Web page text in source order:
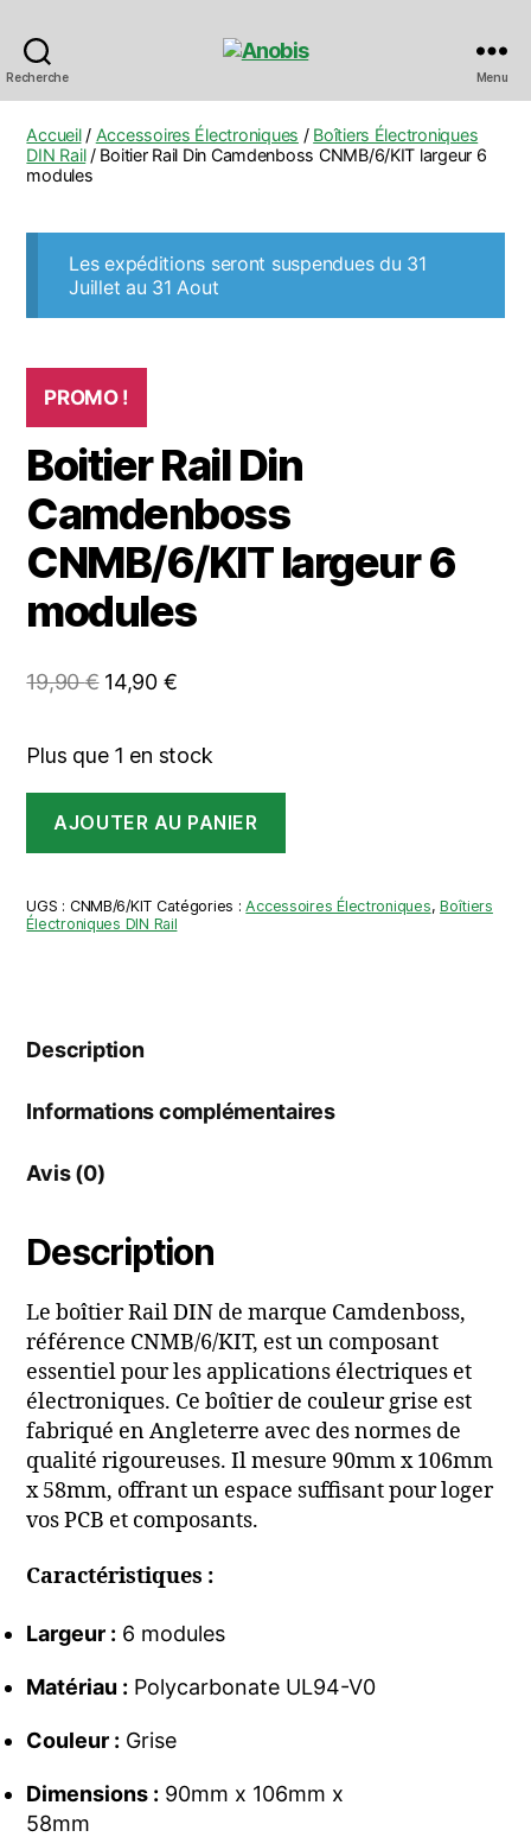
Recherche Menu
Accueil/ Accessoires Électroniques / Boîtiers Électroniques
DIN Rail/ Boitier Rail Din Camdenboss CNMB/6/KIT largeur 6
modules
Les expéditions seront suspendues du 31
Juillet au 31 Aout
PROMO !
Boitier Rail Din
Camdenboss
CNMB/6/KIT largeur 6
modules
19,90€ Le
initial
14,90 €Le
actuel
Plus que 1 en stock
Boitier
Din
Camdenboss
AJOUTER AU PANIER
UGS : CNMB/6/KIT Catégories :Accessoires Électroniques,Boîtiers
Électroniques DIN Rail
Description
Informations complémentaires
Avis (0)
Description
Le boîtier Rail DIN de marque Camdenboss,
référence CNMB/6/KIT, est un composant
essentiel pour les applications électriques et
électroniques. Ce boîtier de couleur grise est
fabriqué en Angleterre avec des normes de
qualité rigoureuses. Il mesure 90mm x 106mm
x 58mm, offrant un espace suffisant pour loger
vos PCB et composants.
Caractéristiques :
Largeur : 6 modules
Matériau : Polycarbonate UL94-V0
Couleur : Grise
Dimensions : 90mm x 106mm x
58mm